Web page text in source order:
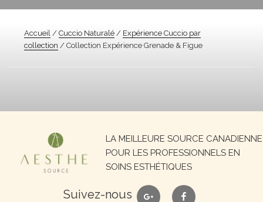
Accueil / Cuccio Naturalé / Expérience Cuccio par
collection / Collection Expérience Grenade & Figue
LA MEILLEURE SOURCE CANADIENNE
POUR LES PROFESSIONNELS EN
SOINS ESTHÉTIQUES
Suivez-nous google facebook
Recherche
pour :